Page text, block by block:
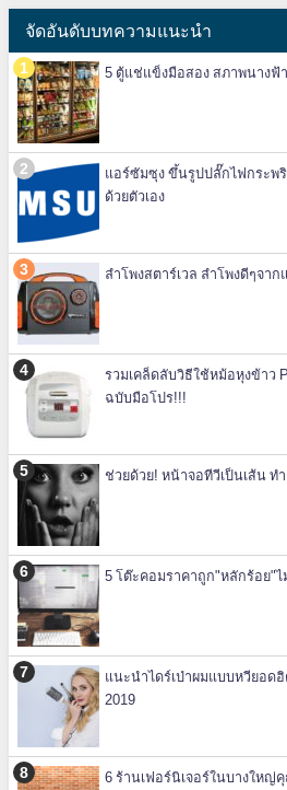
จัดอันดับบทความแนะนำ
5 ตู้แช่แข็งมือสอง สภาพนางฟ้
แอร์ซัมซุง ขึ้นรูปปลั๊กไฟกระพริ
ด้วยตัวเอง
ลำโพงสตาร์เวล ลำโพงดีๆจา
รวมเคล็ดลับวิธีใช้หม้อหุงข้าว
ฉบับมือโปร!!!
ช่วยด้วย! หน้าจอทีวีเป็นเส้น ทำ
5 โต๊ะคอมราคาถูก"หลักร้อย"
แนะนำไดร์เป่าผมแบบหวียอด
2019
6 ร้านเฟอร์นิเจอร์ในบางใหญ่